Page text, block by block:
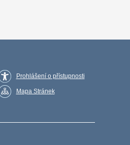
Prohlášení o přístupnosti
Mapa Stránek